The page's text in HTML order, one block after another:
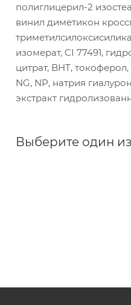
полиглицерил-2
винил диметикон
изомерат, CI 77491,
цитрат, BHT,
NG, NP, натрия
экстракт
Выберите один